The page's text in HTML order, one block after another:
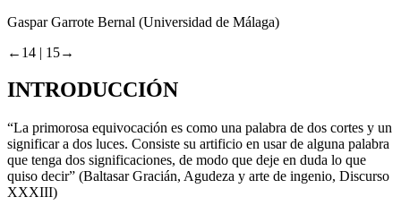
Gaspar Garrote Bernal (Universidad de Málaga)
←14 | 15→
INTRODUCCIÓN
“La primorosa equivocación es como una palabra de dos cortes y un
significar a dos luces. Consiste su artificio en usar de alguna palabra
que tenga dos significaciones, de modo que deje en duda lo que
quiso decir” (Baltasar Gracián, Agudeza y arte de ingenio, Discurso
XXXIII)